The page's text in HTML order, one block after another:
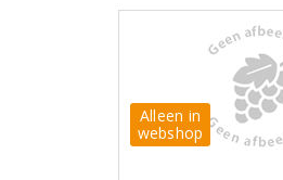
Alleen in
webshop